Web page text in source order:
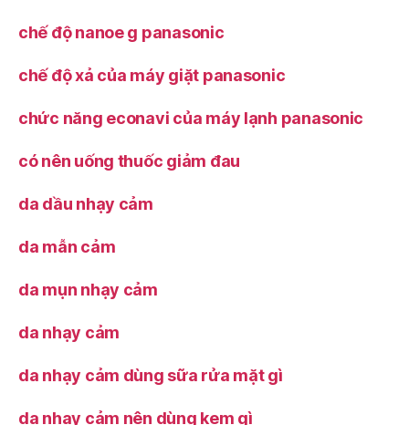
chế độ nanoe g panasonic
chế độ xả của máy giặt panasonic
chức năng econavi của máy lạnh panasonic
có nên uống thuốc giảm đau
da dầu nhạy cảm
da mẫn cảm
da mụn nhạy cảm
da nhạy cảm
da nhạy cảm dùng sữa rửa mặt gì
da nhạy cảm nên dùng kem gì